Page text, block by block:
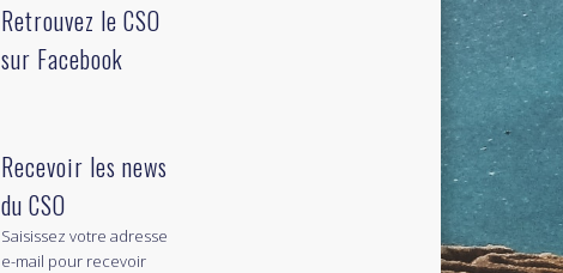
Retrouvez le CSO
sur Facebook
Recevoir les news
du CSO
Saisissez votre adresse
e-mail pour recevoir